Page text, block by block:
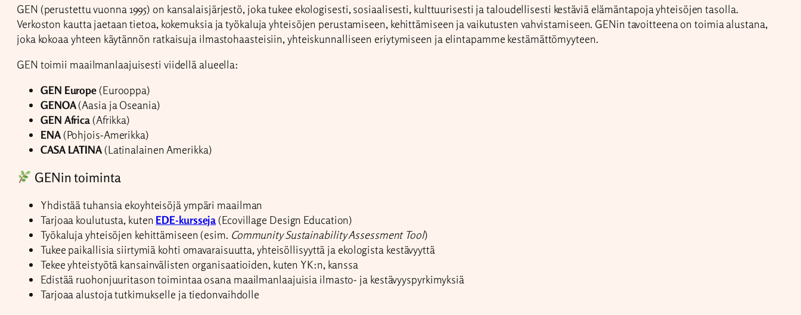
GEN (perustettu vuonna 1995) on kansalaisjärjestö, joka tukee ekologisesti, sosiaalisesti, kulttuurisesti ja taloudellisesti kestäviä elämäntapoja yhteisöjen tasolla.
Verkoston kautta jaetaan tietoa, kokemuksia ja työkaluja yhteisöjen perustamiseen, kehittämiseen ja vaikutusten vahvistamiseen. GENin tavoitteena on toimia alustana,
joka kokoaa yhteen käytännön ratkaisuja ilmastohaasteisiin, yhteiskunnalliseen eriytymiseen ja elintapamme kestämättömyyteen.
GEN toimii maailmanlaajuisesti viidellä alueella:
GEN Europe(Eurooppa)
GENOA(Aasia ja Oseania)
GEN Africa(Afrikka)
ENA(Pohjois-Amerikka)
CASA LATINA(Latinalainen Amerikka)
GENin toiminta
Yhdistää tuhansia ekoyhteisöjä ympäri maailman
Tarjoaa koulutusta, kuten EDE-kursseja(Ecovillage Design Education)
Työkaluja yhteisöjen kehittämiseen (esim. Community Sustainability Assessment Tool)
Tukee paikallisia siirtymiä kohti omavaraisuutta, yhteisöllisyyttä ja ekologista kestävyyttä
Tekee yhteistyötä kansainvälisten organisaatioiden, kuten YK:n, kanssa
Edistää ruohonjuuritason toimintaa osana maailmanlaajuisia ilmasto- ja kestävyyspyrkimyksiä
Tarjoaa alustoja tutkimukselle ja tiedonvaihdolle